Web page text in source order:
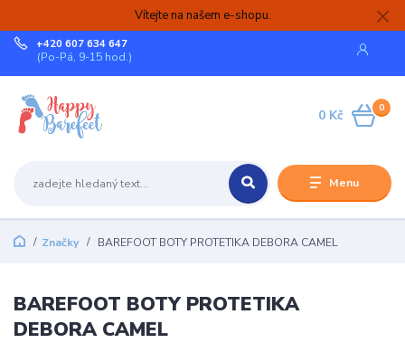
Vítejte na našem e-shopu.
Menu
+420 607 634 647
(Po-Pá, 9-15 hod.)
0
0 Kč
Značky BAREFOOT BOTY PROTETIKA DEBORA CAMEL
BAREFOOT BOTY PROTETIKA
DEBORA CAMEL